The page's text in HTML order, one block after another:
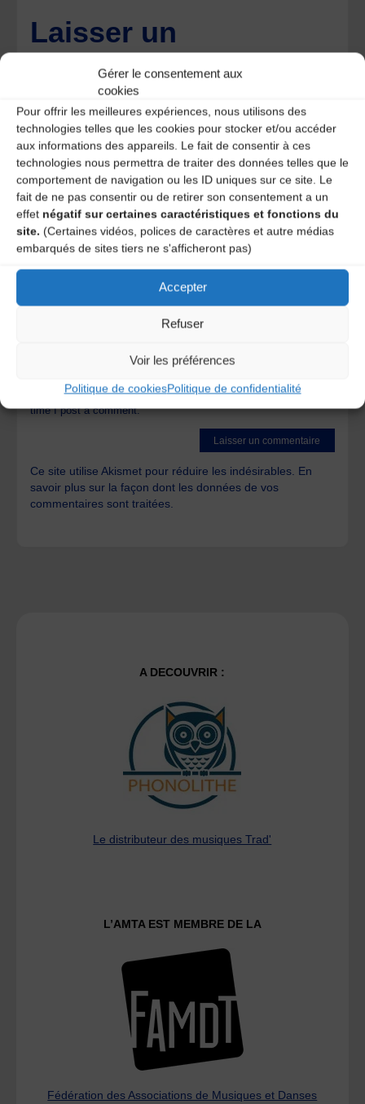
Gérer le consentement aux
cookies
Pour offrir les meilleures expériences, nous utilisons des
technologies telles que les cookies pour stocker et/ou accéder
aux informations des appareils. Le fait de consentir à ces
technologies nous permettra de traiter des données telles que le
comportement de navigation ou les ID uniques sur ce site. Le
fait de ne pas consentir ou de retirer son consentement a un
effet négatif sur certaines caractéristiques et fonctions du
site. (Certaines vidéos, polices de caractères et autre médias
embarqués de sites tiers ne s'afficheront pas)
Accepter
Refuser
Voir les préférences
Politique de cookiesPolitique de confidentialité
Laisser un
commentaire
Votre adresse e-mail ne sera pas publiée.
Les champs
obligatoires sont indiqués avec
Save my name, email, and site URL in my browser for next
time I post a comment.
Ce site utilise Akismet pour réduire les indésirables. En
savoir plus sur la façon dont les données de vos
commentaires sont traitées
A DECOUVRIR :
Le distributeur des musiques Trad'
L’AMTA EST MEMBRE DE LA
Fédération des Associations de Musiques et Danses